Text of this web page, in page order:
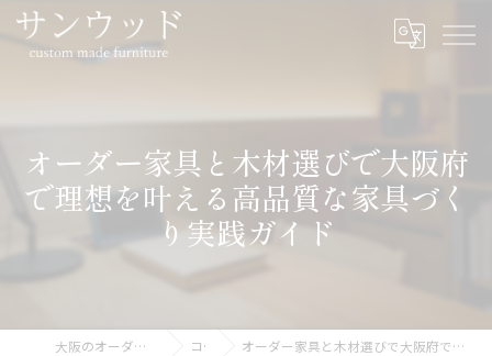
オーダー家具と木材選びで大阪府
で理想を叶える高品質な家具づく
り実践ガイド
大阪のオーダー家具ならサンウッド コラム オーダー家具と木材選びで大阪府で理想を叶える高品質な家具づくり実践ガイド